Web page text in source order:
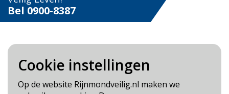
Cookie instellingen
Op de website Rijnmondveilig.nl maken we
Bel 0900-8387
Blijf op de hoogte